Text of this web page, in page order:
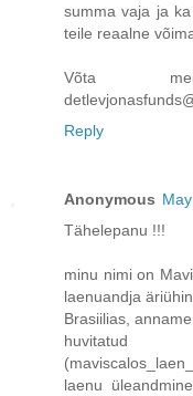
summa vaja ja
teile reaalne
Võta
Reply
Anonymous
Tähelepanu !!!
minu nimi on
laenuandja
Brasiilias,
laenu